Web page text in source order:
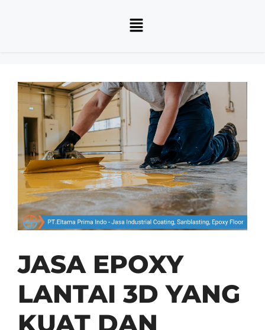
JASA EPOXY
LANTAI 3D YANG
KUAT DAN